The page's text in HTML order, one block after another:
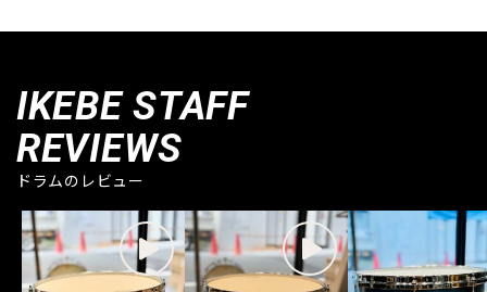
IKEBE STAFF
REVIEWS
ドラムのレビュー